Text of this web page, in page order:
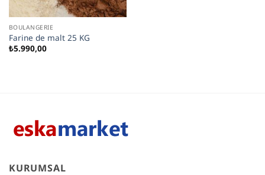
BOULANGERIE
Farine de malt 25 KG
₺5.990,00
KURUMSAL